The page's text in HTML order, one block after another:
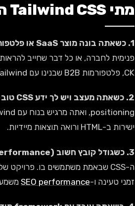
מתי Tailwind CSS הוא הבחירה הנכונה
1. כשאתה בונה מוצר SaaS או פלטפורמה מותאמת אישית
CK, פלטפורמות B2B שבנינו עם Tailwind מקבלות פידבקים על "עיצוב מקצועי שלא נראה כמו תבנית".
2. כשאתה מעצב ויש לך ידע CSS טוב
ישירות ב-HTML ורואה תוצאות מיידיות.
3. כשגודל קובץ חשוב (performance)
זמני טעינה ו-SEO performance